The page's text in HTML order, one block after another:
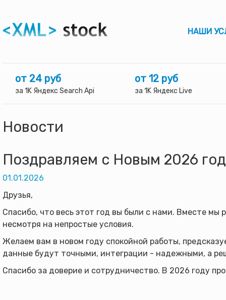
НАШИ
от 24 руб
за 1K Яндекс Search Api
от 12 руб
за 1K Яндекс Live
Новости
Поздравляем с Новым 2026
01.01.2026
Друзья,
Спасибо, что весь этот год вы были с нами. Вместе мы
несмотря на непростые условия.
Желаем вам в новом году спокойной работы,
данные будут точными, интеграции - надежными, а
Спасибо за доверие и сотрудничество. В 2026 году